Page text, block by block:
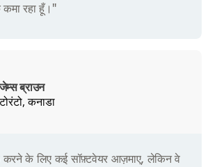
रहा हूँ।"
ब्राउन
कनाडा
करने के लिए कई सॉफ़्टवेयर आज़माए, लेकिन वे